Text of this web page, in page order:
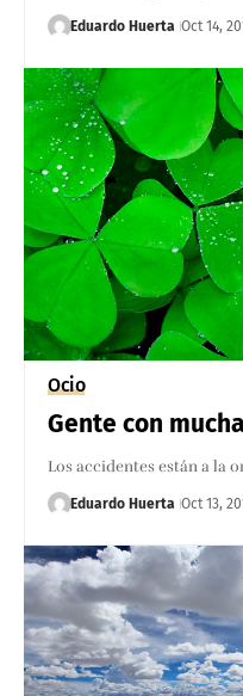
Eduardo Huerta Oct 14,
Ocio
Gente con
Los accidentes están a la
Eduardo Huerta Oct 13,